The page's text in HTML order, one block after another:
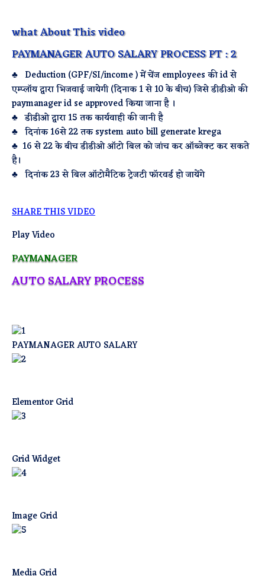
what About This video
PAYMANAGER AUTO SALARY PROCESS PT : 2
♣ Deduction (GPF/SI/income ) में चेंज employees की id से
एम्प्लॉय द्वारा भिजवाई जायेगी (दिनाक 1 से 10 के बीच) जिसे डीडीओ की
paymanager id se approved किया जाना है ।
♣ डीडीओ द्वारा 15 तक कार्यवाही की जानी है
♣ दिनांक 16से 22 तक system auto bill generate krega
♣ 16 से 22 के बीच डीडीओ ऑटो बिल को जांच कर ऑब्जेक्ट कर सकते
है।
♣ दिनांक 23 से बिल ऑटोमैटिक ट्रेजटी फॉरवर्ड हो जायेंगे
SHARE THIS VIDEO
Play Video
PAYMANAGER
AUTO SALARY PROCESS
PAYMANAGER AUTO SALARY
Elementor Grid
Grid Widget
Image Grid
Media Grid